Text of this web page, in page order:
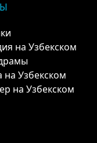
на Узбекском
на Узбекском
на Узбекском